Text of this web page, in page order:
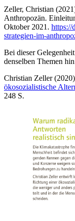
Zeller, Christian
Anthropozän.
Oktober 2021. https://
strategien-im-
Bei dieser
denselben Themen
Christian Zeller
ökosozialistische
248 S.